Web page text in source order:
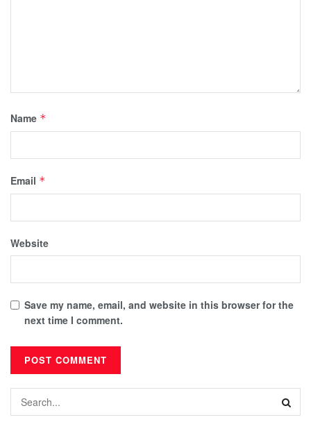
Name *
Email *
Website
Save my name, email, and website in this browser for the
next time I comment.